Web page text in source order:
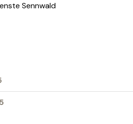
Sennwald